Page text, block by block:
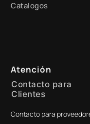
Catalogos
Atención
Contacto para
Clientes
+51 941 525 454
Contacto para